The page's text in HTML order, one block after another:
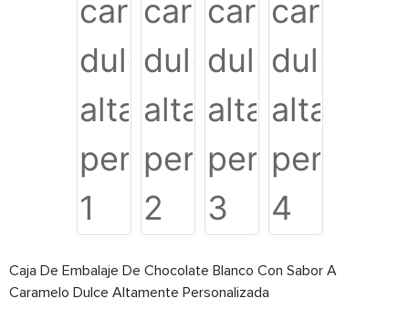
Caja De Embalaje De Chocolate Blanco Con Sabor A
Caramelo Dulce Altamente Personalizada